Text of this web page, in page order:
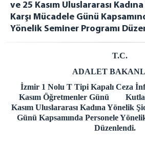
STOR ZEBRA PERDE ATÖLYESİ
HOBİ ATÖLYESİ
EMANET PARA
ZİYARET BİLGİLENDİRME
ZİYARET YÖNETMELİĞİ
ve 25 Kasım Uluslararası
Karşı Mücadele Günü
Yönelik Seminer Programı
T.C.
ADALET
İzmir 1 Nolu T Tipi Kapalı Ceza
Kasım Öğretmenler Günü
Kasım Uluslararası Kadına Yönelik
Günü Kapsamında Personele
Düzenlendi.